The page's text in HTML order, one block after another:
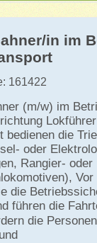
in im
161422
(m/w) im
bedienen die
oder
Rangier- oder
die
führen die
die Personen